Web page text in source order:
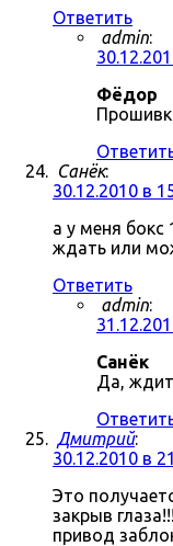
Ответить
admin:
Фёдор
Санёк:
30.12.2010 в
а у меня бокс
ждать или
Ответить
admin:
Санёк
Да,
Дмитрий:
30.12.2010 в
Это
закрыв
привод